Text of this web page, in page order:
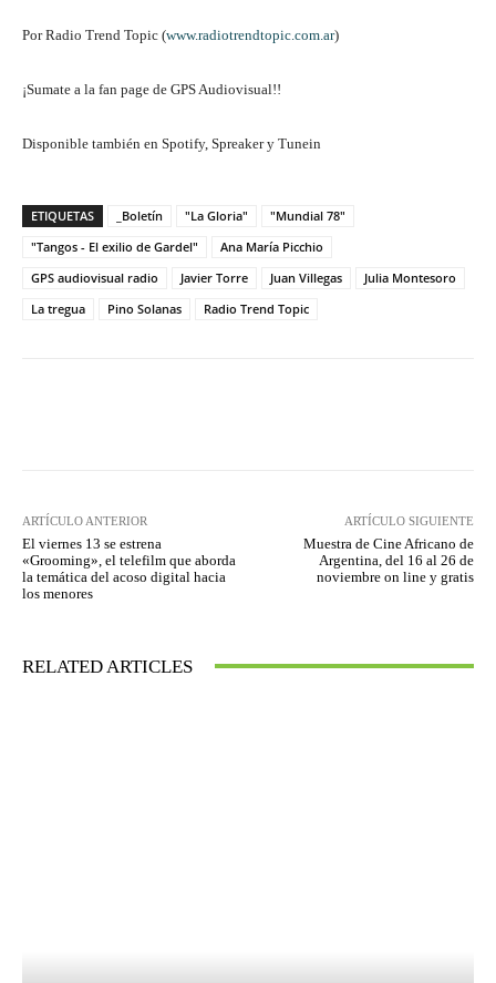
Por Radio Trend Topic (www.radiotrendtopic.com.ar)
¡Sumate a la fan page de GPS Audiovisual!!
Disponible también en Spotify, Spreaker y Tunein
ETIQUETAS _Boletín "La Gloria"
"Mundial 78"
"Tangos - El exilio de Gardel"
Ana María Picchio
GPS audiovisual radio
Javier Torre Juan Villegas
Julia Montesoro
La tregua
Pino Solanas Radio Trend Topic
ARTÍCULO ANTERIOR
El viernes 13 se estrena
«Grooming», el telefilm que aborda
la temática del acoso digital hacia
los menores
ARTÍCULO SIGUIENTE
Muestra de Cine Africano de
Argentina, del 16 al 26 de
noviembre on line y gratis
RELATED ARTICLES